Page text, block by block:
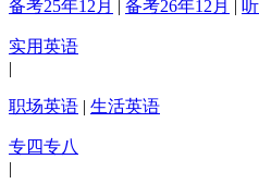
备考25年12月 | 备考26年12月 |
实用英语
|
职场英语 | 生活英语
专四专八
|